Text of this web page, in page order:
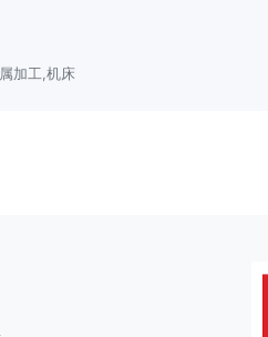
加工,机床